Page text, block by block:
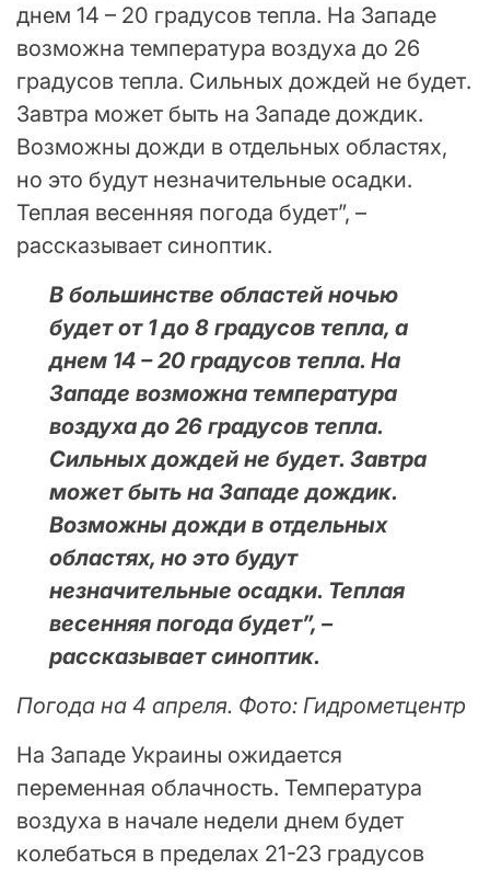
днем 14 – 20 градусов тепла. На Западе
возможна температура воздуха до 26
градусов тепла. Сильных дождей не будет.
Завтра может быть на Западе дождик.
Возможны дожди в отдельных областях,
но это будут незначительные осадки.
Теплая весенняя погода будет”, –
рассказывает синоптик.
В большинстве областей ночью
будет от 1 до 8 градусов тепла, а
днем 14 – 20 градусов тепла. На
Западе возможна температура
воздуха до 26 градусов тепла.
Сильных дождей не будет. Завтра
может быть на Западе дождик.
Возможны дожди в отдельных
областях, но это будут
незначительные осадки. Теплая
весенняя погода будет”, –
рассказывает синоптик.
Погода на 4 апреля. Фото: Гидрометцентр
На Западе Украины ожидается
переменная облачность. Температура
воздуха в начале недели днем будет
колебаться в пределах 21-23 градусов